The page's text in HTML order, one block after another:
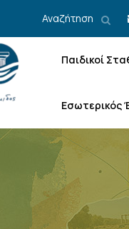
Αναζήτηση
Παιδικοί
Εσωτερικός